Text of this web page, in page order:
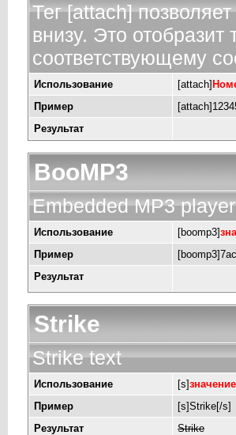
Тег [attach]
внизу. Это
соответствующему
Использование [attach]
Пример
Результат
BooMP3
Embedded MP3 player
Использование [boomp3]
Пример
Результат
Strike
Strike text
Использование [s]значение
Пример
[s]Strike[/s]
Результат
Strike